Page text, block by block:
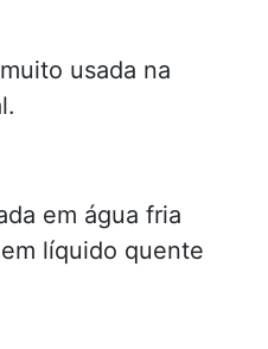
usada na
em água fria
líquido quente